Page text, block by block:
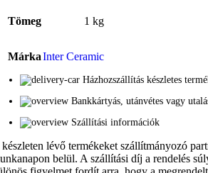
Tömeg 1 kg
MárkaInter Ceramic
Házhozszállítás készletes
Bankkártyás, utánvétes vagy
Szállítási információk
lévő termékeket szállítmányozó
belül. A szállítási díj a rendelés